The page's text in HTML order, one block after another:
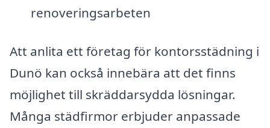
renoveringsarbeten
Att anlita ett företag för kontorsstädning i
Dunö kan också innebära att det finns
möjlighet till skräddarsydda lösningar.
Många städfirmor erbjuder anpassade